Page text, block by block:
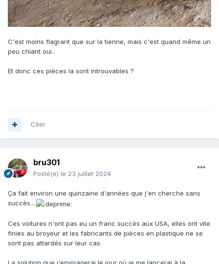
C'est moins flagrant que sur la tienne, mais c'est quand même un
peu chiant oui..
Et donc ces pièces la sont introuvables ?
Citer
bru301
Posté(e) le 23 juillet 2024
Ça fait environ une quinzaine d'années que j'en cherche sans
succès....
Ces voitures n'ont pas eu un franc succès aux USA, elles ont vite
finies au broyeur et les fabricants de pièces en plastique ne se
sont pas attardés sur leur cas.
La solution que j'envisagerai le jour où je me lancerai à la